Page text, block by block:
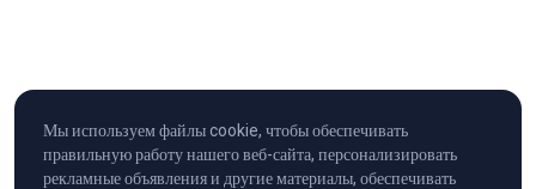
Мы используем файлы cookie, чтобы обеспечивать
правильную работу нашего веб-сайта, персонализировать
рекламные объявления и другие материалы, обеспечивать